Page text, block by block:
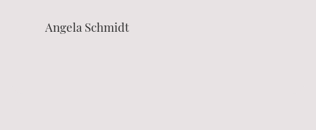
Angela Schmidt